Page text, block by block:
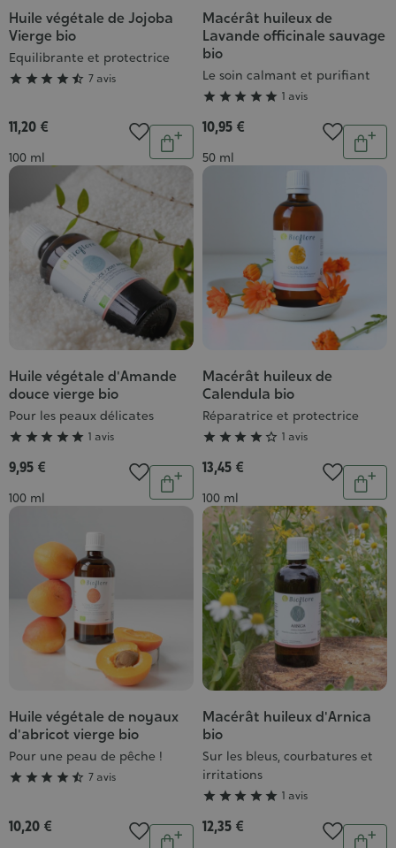
Huile végétale de Jojoba
Vierge bio
Equilibrante et protectrice
Grade
:
4/5
     7 avis
11,20 €
Contenance
100 ml
Quantité
Ajouter
au
panier
Macérât huileux de
Lavande officinale sauvage
bio
Le soin calmant et purifiant
Grade
:
5/5
     1 avis
10,95 €
Contenance
50 ml
Huile végétale d'Amande
douce vierge bio
Pour les peaux délicates
Grade
:
5/5
     1 avis
9,95 €
Contenance
100 ml
Quantité
Ajouter
panier
Macérât huileux de
Calendula bio
Réparatrice et protectrice
Grade
:
4/5
     1 avis
13,45 €
Contenance
100 ml
au
Huile végétale de noyaux
d'abricot vierge bio
Pour une peau de pêche !
Grade
:
4/5
     7 avis
10,20 € Quantité
Macérât huileux d'Arnica
bio
Sur les bleus, courbatures et
irritations
Grade
:
5/5
     1 avis
12,35 €